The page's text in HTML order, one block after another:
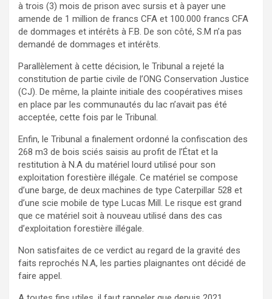
à trois (3) mois de prison avec sursis et à payer une
amende de 1 million de francs CFA et 100.000 francs CFA
de dommages et intérêts à F.B. De son côté, S.M n’a pas
demandé de dommages et intérêts.
Parallèlement à cette décision, le Tribunal a rejeté la
constitution de partie civile de l’ONG Conservation Justice
(CJ). De même, la plainte initiale des coopératives mises
en place par les communautés du lac n’avait pas été
acceptée, cette fois par le Tribunal.
Enfin, le Tribunal a finalement ordonné la confiscation des
268 m3 de bois sciés saisis au profit de l’État et la
restitution à N.A du matériel lourd utilisé pour son
exploitation forestière illégale. Ce matériel se compose
d’une barge, de deux machines de type Caterpillar 528 et
d’une scie mobile de type Lucas Mill. Le risque est grand
que ce matériel soit à nouveau utilisé dans des cas
d’exploitation forestière illégale.
Non satisfaites de ce verdict au regard de la gravité des
faits reprochés N.A, les parties plaignantes ont décidé de
faire appel.